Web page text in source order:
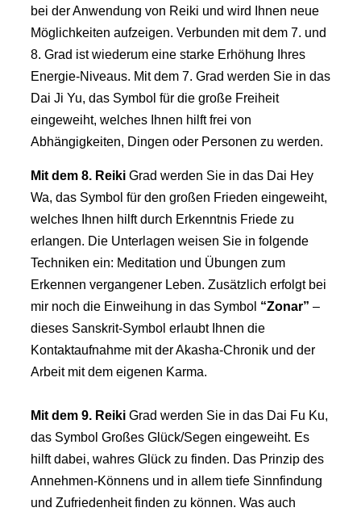
bei der Anwendung von Reiki und wird Ihnen neue
Möglichkeiten aufzeigen. Verbunden mit dem 7. und
8. Grad ist wiederum eine starke Erhöhung Ihres
Energie-Niveaus. Mit dem 7. Grad werden Sie in das
Dai Ji Yu, das Symbol für die große Freiheit
eingeweiht, welches Ihnen hilft frei von
Abhängigkeiten, Dingen oder Personen zu werden.
Mit dem 8. Reiki Grad werden Sie in das Dai Hey
Wa, das Symbol für den großen Frieden eingeweiht,
welches Ihnen hilft durch Erkenntnis Friede zu
erlangen. Die Unterlagen weisen Sie in folgende
Techniken ein: Meditation und Übungen zum
Erkennen vergangener Leben. Zusätzlich erfolgt bei
mir noch die Einweihung in das Symbol “Zonar” –
dieses Sanskrit-Symbol erlaubt Ihnen die
Kontaktaufnahme mit der Akasha-Chronik und der
Arbeit mit dem eigenen Karma.
Mit dem 9. Reiki Grad werden Sie in das Dai Fu Ku,
das Symbol Großes Glück/Segen eingeweiht. Es
hilft dabei, wahres Glück zu finden. Das Prinzip des
Annehmen-Könnens und in allem tiefe Sinnfindung
und Zufriedenheit finden zu können. Was auch